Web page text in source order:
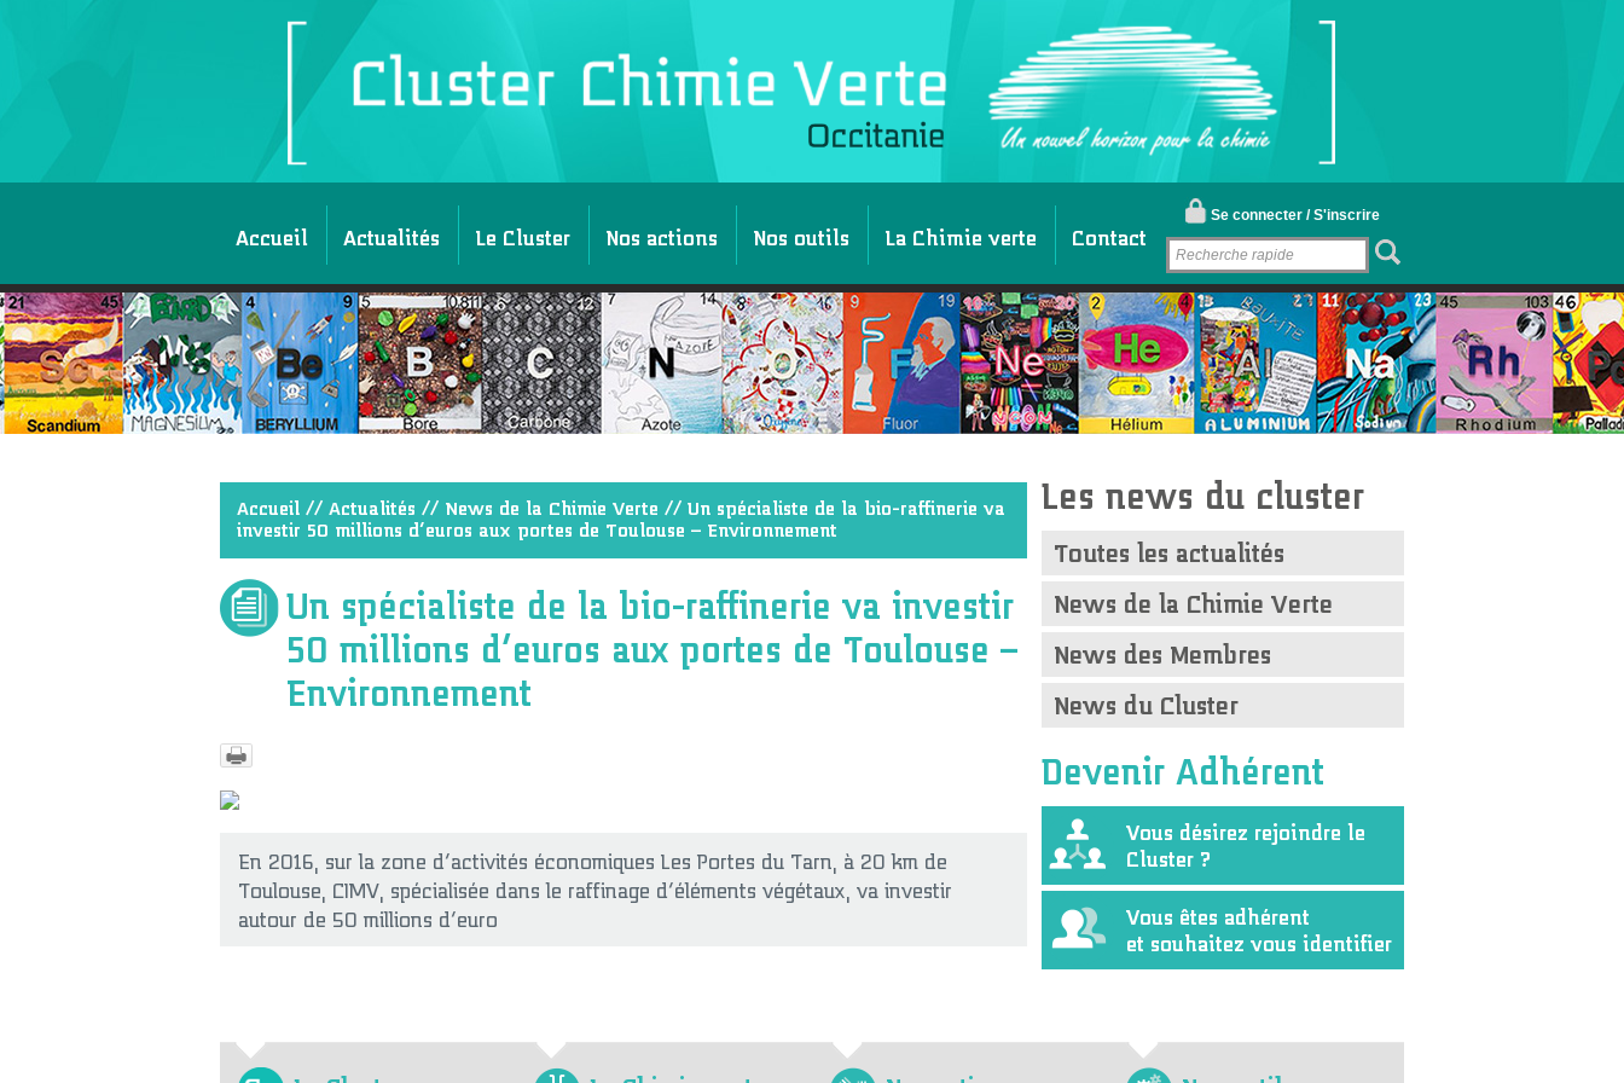
Accueil Actualités Le Cluster Nos actions Nos outils La Chimie verte Contact Se connecter / S'inscrire
Accueil//Actualités//News de la Chimie Verte// Un spécialiste de la bio-raffinerie va
investir 50 millions d’euros aux portes de Toulouse – Environnement
Un spécialiste de la bio-raffinerie va investir
50 millions d’euros aux portes de Toulouse –
Environnement
En 2016, sur la zone d’activités économiques Les Portes du Tarn, à 20 km de
Toulouse, CIMV, spécialisée dans le raffinage d’éléments végétaux, va investir
autour de 50 millions d’euro
Les news du cluster
Toutes les actualités
News de la Chimie Verte
News des Membres
News du Cluster
Devenir Adhérent
Vous désirez rejoindre le
Cluster ?
Vous êtes adhérent
et souhaitez vous identifier